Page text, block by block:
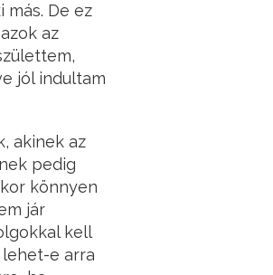
De ez
az
jól indultam
akinek az
pedig
könnyen
jár
kell
e arra